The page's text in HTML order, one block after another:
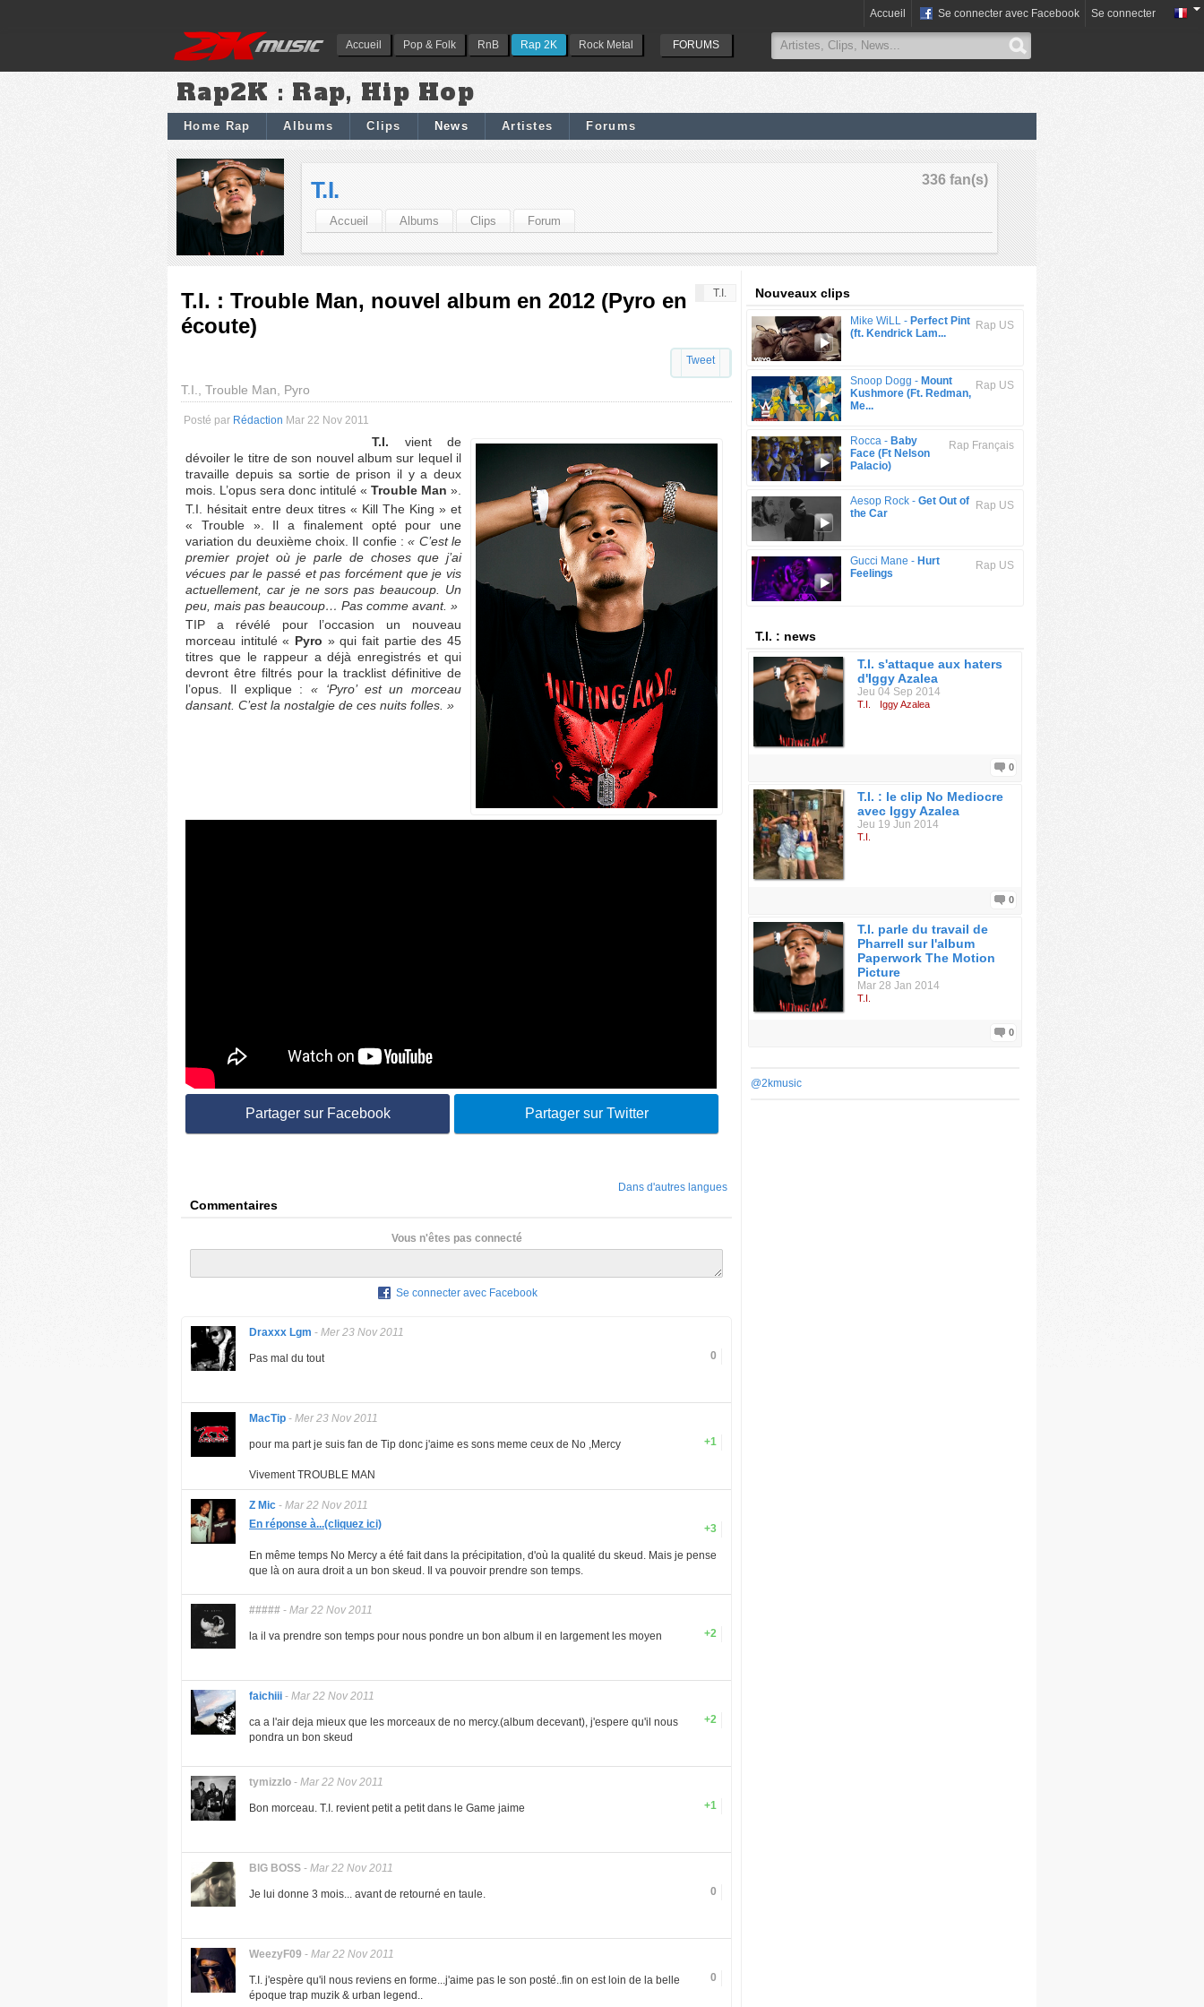
Accueil Pop & Folk RnB Rap 2K Rock Metal FORUMS
Accueil Se connecter avec Facebook Se connecter
Rap2K : Rap, Hip Hop
Home Rap Albums Clips News Artistes Forums
336 fan(s)
T.I.
Accueil Albums Clips Forum
T.I.
T.I. : Trouble Man, nouvel album en 2012 (Pyro en
écoute)
Tweet
T.I., Trouble Man, Pyro
Posté par Rédaction Mar 22 Nov 2011
T.I. vient de
dévoiler le titre de son nouvel album sur lequel il
travaille depuis sa sortie de prison il y a deux
mois. L’opus sera donc intitulé « Trouble Man ».
T.I. hésitait entre deux titres « Kill The King » et
« Trouble ». Il a finalement opté pour une
variation du deuxième choix. Il confie :« C’est le
premier projet où je parle de choses que j’ai
vécues par le passé et pas forcément que je vis
actuellement, car je ne sors pas beaucoup. Un
peu, mais pas beaucoup… Pas comme avant. »
TIP a révélé pour l’occasion un nouveau
morceau intitulé « Pyro » qui fait partie des 45
titres que le rappeur a déjà enregistrés et qui
devront être filtrés pour la tracklist définitive de
l’opus. Il explique : « ‘Pyro’ est un morceau
dansant. C’est la nostalgie de ces nuits folles. »
Partager sur Facebook Partager sur Twitter
Dans d'autres langues
Commentaires
Vous n'êtes pas connecté
Se connecter avec Facebook
Draxxx Lgm - Mer 23 Nov 2011
0
Pas mal du tout
MacTip - Mer 23 Nov 2011
+1
pour ma part je suis fan de Tip donc j'aime es sons meme ceux de No ,Mercy
Vivement TROUBLE MAN
Z Mic - Mar 22 Nov 2011
+3
En réponse à...(cliquez ici)
En même temps No Mercy a été fait dans la précipitation, d'où la qualité du skeud. Mais je pense
que là on aura droit a un bon skeud. Il va pouvoir prendre son temps.
##### - Mar 22 Nov 2011
+2
la il va prendre son temps pour nous pondre un bon album il en largement les moyen
faichiii - Mar 22 Nov 2011
+2
ca a l'air deja mieux que les morceaux de no mercy.(album decevant), j'espere qu'il nous
pondra un bon skeud
tymizzlo - Mar 22 Nov 2011
+1
Bon morceau. T.I. revient petit a petit dans le Game jaime
BlG BOSS - Mar 22 Nov 2011
0
Je lui donne 3 mois... avant de retourné en taule.
WeezyF09 - Mar 22 Nov 2011
0
T.I. j'espère qu'il nous reviens en forme...j'aime pas le son posté..fin on est loin de la belle
époque trap muzik & urban legend..
Nouveaux clips
Rap US
Mike WiLL - Perfect Pint
(ft. Kendrick Lam...
Rap US
Snoop Dogg - Mount
Kushmore (Ft. Redman,
Me...
Rap Français
Rocca - Baby
Face (Ft Nelson
Palacio)
Rap US
Aesop Rock - Get Out of
the Car
Rap US
Gucci Mane - Hurt
Feelings
T.I. : news
T.I. s'attaque aux haters
d'Iggy Azalea
Jeu 04 Sep 2014
T.I. Iggy Azalea
0
T.I. : le clip No Mediocre
avec Iggy Azalea
Jeu 19 Jun 2014
T.I.
0
T.I. parle du travail de
Pharrell sur l'album
Paperwork The Motion
Picture
Mar 28 Jan 2014
T.I.
0
@2kmusic